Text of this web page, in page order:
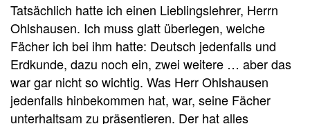
Tatsächlich hatte ich einen Lieblingslehrer, Herrn
Ohlshausen. Ich muss glatt überlegen, welche
Fächer ich bei ihm hatte: Deutsch jedenfalls und
Erdkunde, dazu noch ein, zwei weitere … aber das
war gar nicht so wichtig. Was Herr Ohlshausen
jedenfalls hinbekommen hat, war, seine Fächer
unterhaltsam zu präsentieren. Der hat alles